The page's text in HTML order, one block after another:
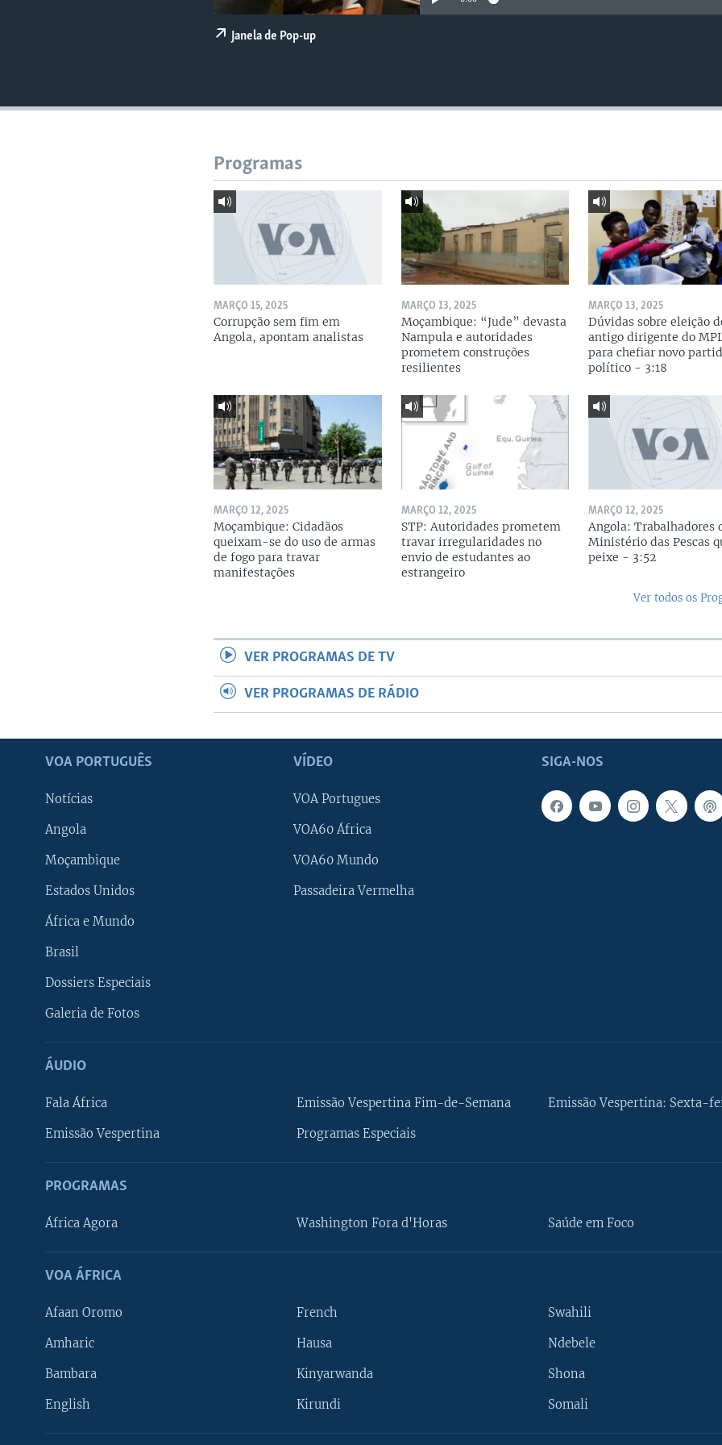
Janela de Pop-up
Programas
MARÇO 15, 2025
Corrupção sem fim em
Angola, apontam analistas
MARÇO 13, 2025
Moçambique: “Jude” devasta
Nampula e autoridades
prometem construções
resilientes
MARÇO 13, 2025
Dúvidas sobre eleição
antigo dirigente do
para chefiar novo
político - 3:18
MARÇO 12, 2025
Moçambique: Cidadãos
queixam-se do uso de armas
de fogo para travar
manifestações
MARÇO 12, 2025
STP: Autoridades prometem
travar irregularidades no
envio de estudantes ao
estrangeiro
MARÇO 12, 2025
Angola: Trabalhadores
Ministério das Pescas
peixe - 3:52
Ver todos os
VER PROGRAMAS DE TV
VER PROGRAMAS DE RÁDIO
SIGA-NOS
VOA PORTUGUÊS
Notícias
Angola
Moçambique
Estados Unidos
África e Mundo
Brasil
Dossiers Especiais
Galeria de Fotos
VÍDEO
VOA Portugues
VOA60 África
VOA60 Mundo
Passadeira Vermelha
ÁUDIO
Fala África
Emissão Vespertina
Emissão Vespertina Fim-de-Semana
Programas Especiais
Emissão Vespertina: Sexta-
PROGRAMAS
África Agora Washington Fora d'Horas Saúde em Foco
VOA ÁFRICA
Afaan Oromo
Amharic
Bambara
English
French
Hausa
Kinyarwanda
Kirundi
Swahili
Ndebele
Shona
Somali